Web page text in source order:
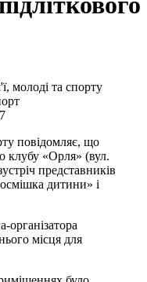
молоді та спорту
повідомляє, що
клубу «Орля» (вул.
представників
дитини» і
організатора
місця для